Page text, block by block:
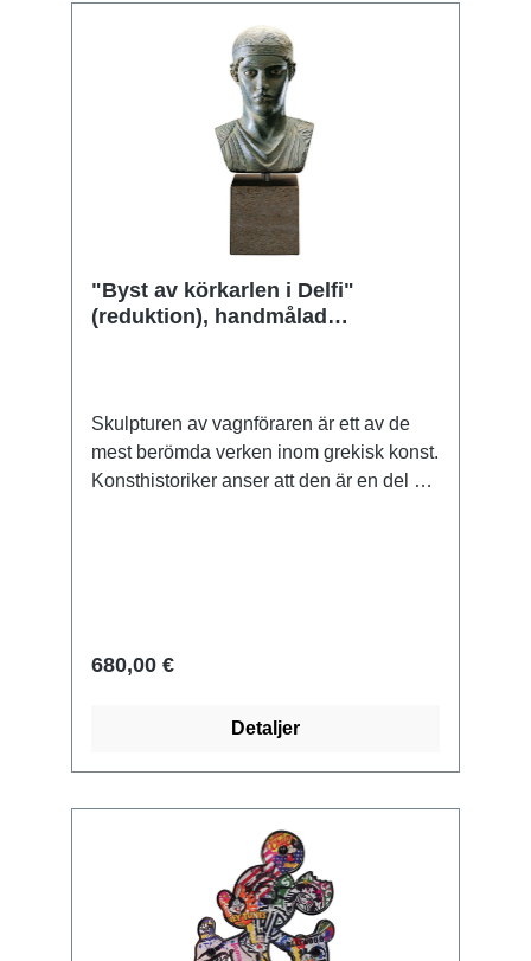
"Byst av körkarlen i Delfi"
(reduktion), handmålad
Skulpturen av vagnföraren är ett av de
mest berömda verken inom grekisk konst.
Konsthistoriker anser att den är en del av
och fint patinerad. Höjd inkl. marmorbas:
680,00 €
Detaljer